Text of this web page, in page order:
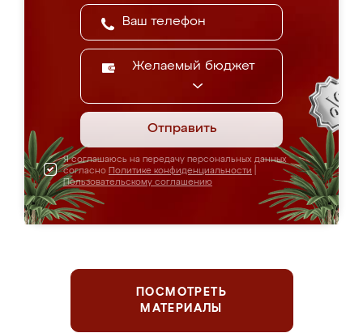
Желаемый бюджет
Отправить
Я соглашаюсь на передачу персональных данных
согласно Политике конфиденциальности
Пользовательскому соглашению
ПОСМОТРЕТЬ
МАТЕРИАЛЫ